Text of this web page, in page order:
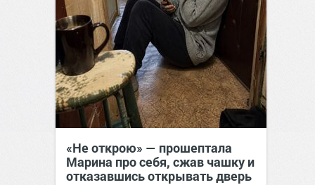
«Не открою» — прошептала
Марина про себя, сжав чашку и
отказавшись открывать дверь